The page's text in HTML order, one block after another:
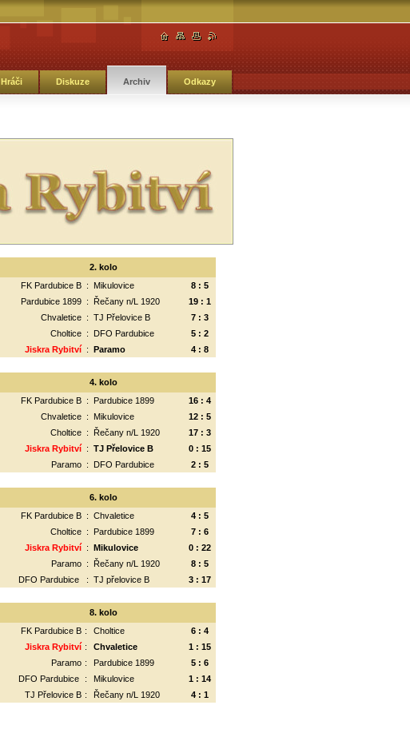
Hráči Diskuze Archiv Odkazy
2. kolo
FK Pardubice B : Mikulovice
8 : 5
Pardubice 1899 : Řečany n/L 1920
19 : 1
Chvaletice : TJ Přelovice B
7 : 3
Choltice : DFO Pardubice
5 : 2
Jiskra Rybitví : Paramo 4 : 8
4. kolo
FK Pardubice B : Pardubice 1899
16 : 4
Chvaletice : Mikulovice
12 : 5
Choltice : Řečany n/L 1920
17 : 3
Jiskra Rybitví : TJ Přelovice B
0 : 15
Paramo : DFO Pardubice 2 : 5
6. kolo
FK Pardubice B : Chvaletice
4 : 5
Choltice : Pardubice 1899
7 : 6
Jiskra Rybitví : Mikulovice
0 : 22
Paramo : Řečany n/L 1920
8 : 5
DFO Pardubice : TJ přelovice B 3 : 17
8. kolo
FK Pardubice B : Choltice
6 : 4
Jiskra Rybitví : Chvaletice
1 : 15
Paramo : Pardubice 1899
5 : 6
DFO Pardubice : Mikulovice
1 : 14
TJ Přelovice B : Řečany n/L 1920 4 : 1